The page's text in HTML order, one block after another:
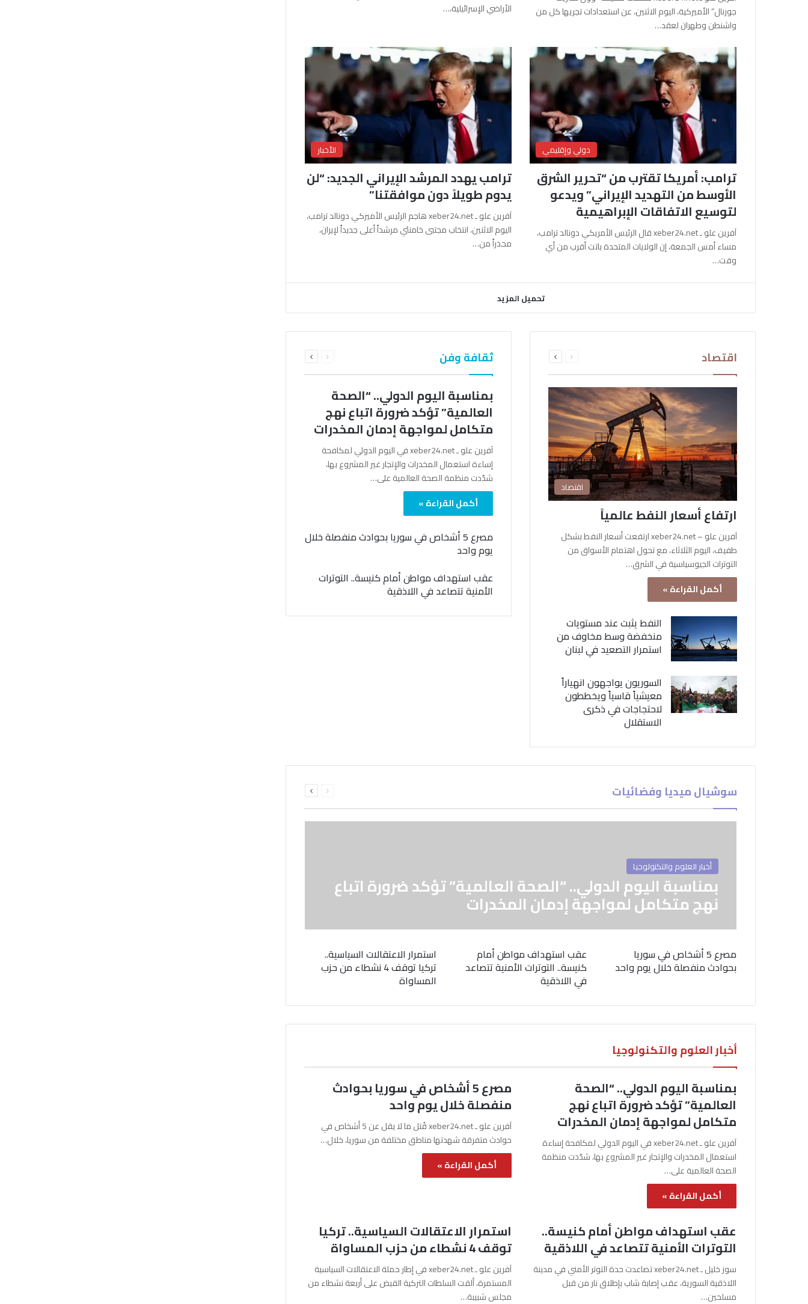
جورنال” الأميركية، اليوم الاثنين، عن استعدادات تجريها كل من
واشنطن وطهران لعقد…
الأراضي الإسرائيلية،…
دولي وإقليمي
ترامب: أمريكا تقترب من “تحرير الشرق
الأوسط من التهديد الإيراني” ويدعو
لتوسيع الاتفاقات الإبراهيمية
آفرين علو ـ xeber24.net قال الرئيس الأمريكي دونالد ترامب،
مساء أمس الجمعة، إن الولايات المتحدة باتت أقرب من أي
وقت…
الأخبار
ترامب يهدد المرشد الإيراني الجديد: “لن
يدوم طويلاً دون موافقتنا”
آفرين علو ـ xeber24.net هاجم الرئيس الأميركي دونالد ترامب،
اليوم الاثنين، انتخاب مجتبى خامنئي مرشداً أعلى جديداً لإيران،
محذراً من…
تحميل المزيد
اقتصاد الصفحةالصفحة
اقتصاد
ارتفاع أسعار النفط عالمياً
آفرين علو – xeber24.net ارتفعت أسعار النفط بشكل
طفيف، اليوم الثلاثاء، مع تحول اهتمام الأسواق من
التوترات الجيوسياسية في الشرق…
أكمل القراءة »
النفط يثبت عند مستويات
منخفضة وسط مخاوف من
استمرار التصعيد في لبنان
السوريون يواجهون انهياراً
معيشياً قاسياً ويخططون
لاحتجاجات في ذكرى
الاستقلال
ثقافة وفن الصفحةالصفحة
بمناسبة اليوم الدولي.. “الصحة
العالمية” تؤكد ضرورة اتباع نهج
متكامل لمواجهة إدمان المخدرات
آفرين علو ـ xeber24.net في اليوم الدولي لمكافحة
إساءة استعمال المخدرات والإتجار غير المشروع بها،
شدّدت منظمة الصحة العالمية على…
أكمل القراءة »
مصرع 5 أشخاص في سوريا بحوادث منفصلة خلال
يوم واحد
عقب استهداف مواطن أمام كنيسة.. التوترات
الأمنية تتصاعد في اللاذقية
سوشيال ميديا وفضائيات الصفحةالصفحة
أخبار العلوم والتكنولوجيا
بمناسبة اليوم الدولي.. “الصحة العالمية” تؤكد ضرورة اتباع
نهج متكامل لمواجهة إدمان المخدرات
مصرع 5 أشخاص في سوريا
بحوادث منفصلة خلال يوم واحد
عقب استهداف مواطن أمام
كنيسة.. التوترات الأمنية تتصاعد
في اللاذقية
استمرار الاعتقالات السياسية..
تركيا توقف 4 نشطاء من حزب
المساواة
أخبار العلوم والتكنولوجيا
بمناسبة اليوم الدولي.. “الصحة
العالمية” تؤكد ضرورة اتباع نهج
متكامل لمواجهة إدمان المخدرات
آفرين علو ـ xeber24.net في اليوم الدولي لمكافحة إساءة
استعمال المخدرات والإتجار غير المشروع بها، شدّدت منظمة
الصحة العالمية على…
أكمل القراءة »
مصرع 5 أشخاص في سوريا بحوادث
منفصلة خلال يوم واحد
آفرين علو ـ xeber24.net قُتل ما لا يقل عن 5 أشخاص في
حوادث متفرقة شهدتها مناطق مختلفة من سوريا، خلال…
أكمل القراءة »
عقب استهداف مواطن أمام كنيسة..
التوترات الأمنية تتصاعد في اللاذقية
سوز خليل ـ xeber24.net تصاعدت حدة التوتر الأمني في مدينة
اللاذقية السورية، عقب إصابة شاب بإطلاق نار من قبل
مسلحين…
استمرار الاعتقالات السياسية.. تركيا
توقف 4 نشطاء من حزب المساواة
آفرين علو ـ xeber24.net في إطار حملة الاعتقالات السياسية
المستمرة، ألقت السلطات التركية القبض على أربعة نشطاء من
مجلس شبيبة…